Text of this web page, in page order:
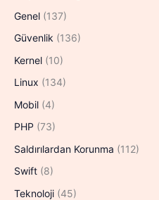
Genel (137)
Güvenlik (136)
Kernel (10)
Linux (134)
Mobil (4)
PHP (73)
Saldırılardan Korunma (112)
Swift (8)
Teknoloji (45)